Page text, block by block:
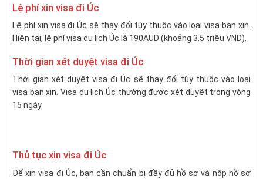
Lệ phí xin visa đi Úc
Lệ phí xin visa đi Úc sẽ thay đổi tùy thuộc vào loại visa bạn xin.
Hiện tại, lệ phí visa du lịch Úc là 190AUD (khoảng 3.5 triệu VND).
Thời gian xét duyệt visa đi Úc
Thời gian xét duyệt visa đi Úc sẽ thay đổi tùy thuộc vào loại
visa bạn xin. Visa du lịch Úc thường được xét duyệt trong vòng
15 ngày.
Thủ tục xin visa đi Úc
Để xin visa đi Úc, bạn cần chuẩn bị đầy đủ hồ sơ và nộp hồ sơ